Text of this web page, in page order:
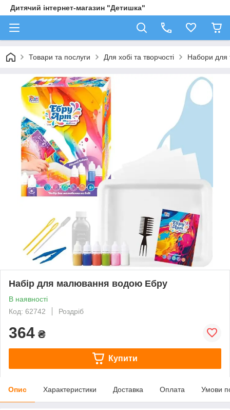
Дитячий інтернет-магазин "Детишка"
Товари та послуги Для хобі та творчості Набори для
Набір для малювання водою Ебру
В наявності
Код: 62742
Роздріб
364 ₴
Купити
Опис Характеристики Доставка Оплата Умови